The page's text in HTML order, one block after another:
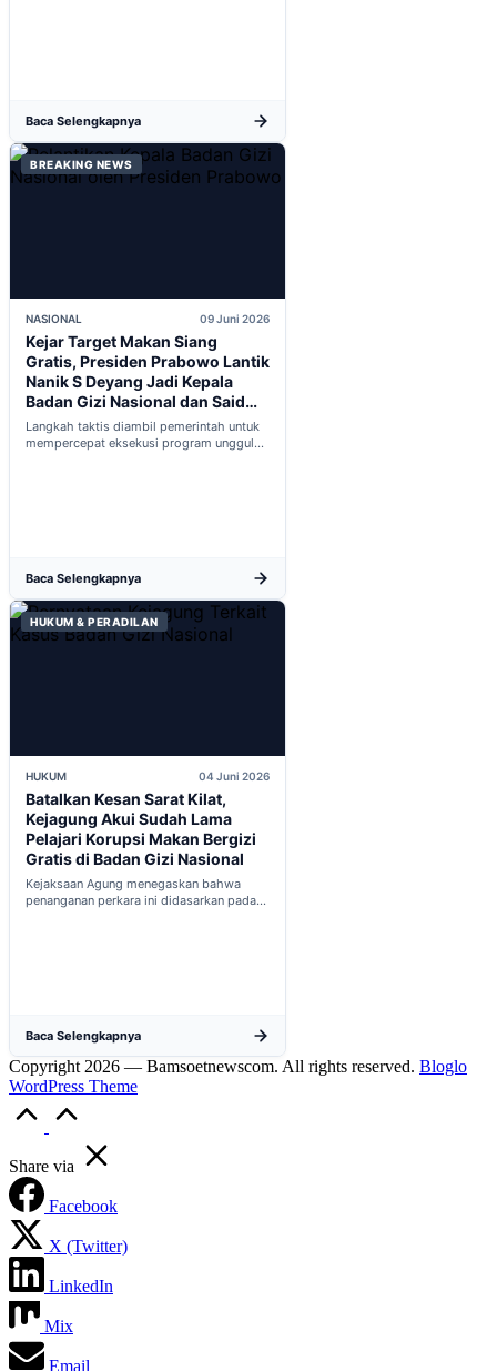
Baca Selengkapnya
BREAKING NEWS
NASIONAL 09 Juni 2026
Kejar Target Makan Siang
Gratis, Presiden Prabowo Lantik
Nanik S Deyang Jadi Kepala
Badan Gizi Nasional dan Said
Iqbal PKP Buruh
Langkah taktis diambil pemerintah untuk
mempercepat eksekusi program unggulan
Baca Selengkapnya
HUKUM & PERADILAN
HUKUM 04 Juni 2026
Batalkan Kesan Sarat Kilat,
Kejagung Akui Sudah Lama
Pelajari Korupsi Makan Bergizi
Gratis di Badan Gizi Nasional
Kejaksaan Agung menegaskan bahwa
penanganan perkara ini didasarkan pada
Baca Selengkapnya
Copyright 2026 — Bamsoetnewscom. All rights reserved. Bloglo
WordPress Theme
Top
Share via
Facebook
X (Twitter)
LinkedIn
Mix
Email